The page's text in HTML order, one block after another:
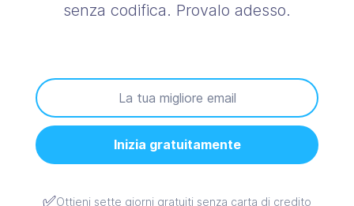
senza codifica. Provalo adesso.
Inizia gratuitamente
✅Ottieni sette giorni gratuiti senza carta di credito